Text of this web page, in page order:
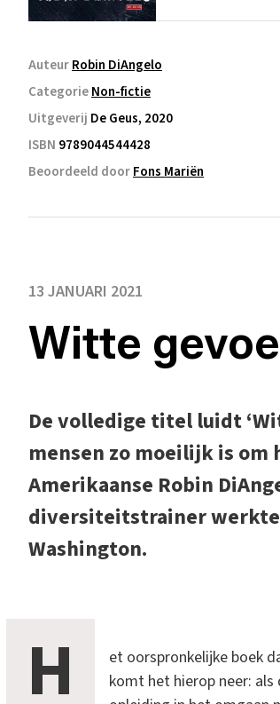
AuteurRobin DiAngelo
CategorieNon-fictie
Uitgeverij De Geus, 2020
ISBN 9789044544428
Beoordeeld doorFons Mariën
13 JANUARI 2021
Witte
De volledige titel luidt
mensen zo moeilijk is om
Amerikaanse Robin
diversiteitstrainer
Washington.
H
et oorspronkelijke boek
komt het hierop neer: